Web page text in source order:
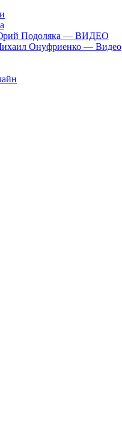
Подоляка — ВИДЕО
Онуфриенко — Видео